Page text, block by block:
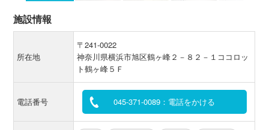
施設情報
所在地
〒241-0022
神奈川県横浜市旭区鶴ヶ峰２－８２－１ココロッ
ト鶴ヶ峰５Ｆ
電話番号 045-371-0089：電話をかける